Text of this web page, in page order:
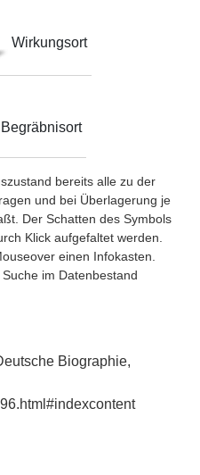
Wirkungsort
Begräbnisort
bereits alle zu der
und bei Überlagerung je
Der Schatten des Symbols
Klick aufgefaltet werden.
einen Infokasten.
im Datenbestand
Biographie,